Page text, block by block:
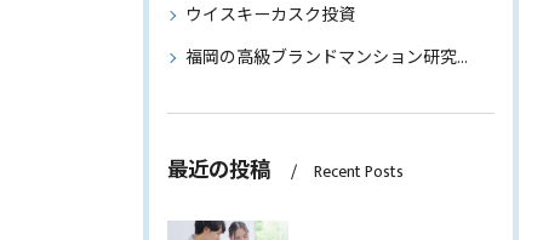
ウイスキーカスク投資
福岡の高級ブランドマンション研究～物件情報もご紹介～
最近の投稿 Recent Posts